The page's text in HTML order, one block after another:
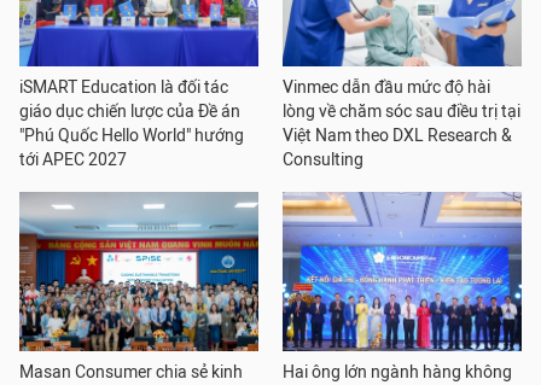
iSMART Education là đối tác
giáo dục chiến lược của Đề án
"Phú Quốc Hello World" hướng
tới APEC 2027
Vinmec dẫn đầu mức độ hài
lòng về chăm sóc sau điều trị tại
Việt Nam theo DXL Research &
Consulting
Masan Consumer chia sẻ kinh
Hai ông lớn ngành hàng không